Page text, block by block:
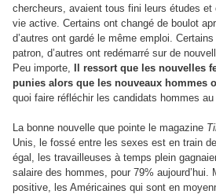
chercheurs, avaient tous fini leurs études
vie active. Certains ont changé de boulot
d’autres ont gardé le même emploi.
patron, d’autres ont redémarré sur de
Peu importe,
Il ressort que les nouvelles
punies alors que les nouveaux hommes
quoi faire réfléchir les candidats hommes
La bonne nouvelle que pointe le magazine
Unis, le fossé entre les sexes est en train
égal, les travailleuses à temps plein
salaire des hommes, pour 79% aujourd’hui.
positive, les Américaines qui sont en